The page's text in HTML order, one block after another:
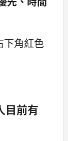
下角紅色
目前有